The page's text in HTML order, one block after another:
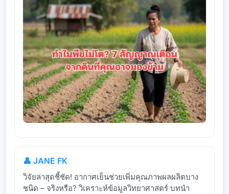
👤 JANE FK
วิจัยล่าสุดชี้ชัด! อากาศเย็นช่วยเพิ่มคุณภาพผลผลิตบาง
ชนิด – จริงหรือ? วิเคราะห์ข้อมูลวิทยาศาสตร์ บทนำ